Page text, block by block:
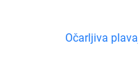
Očarljiva